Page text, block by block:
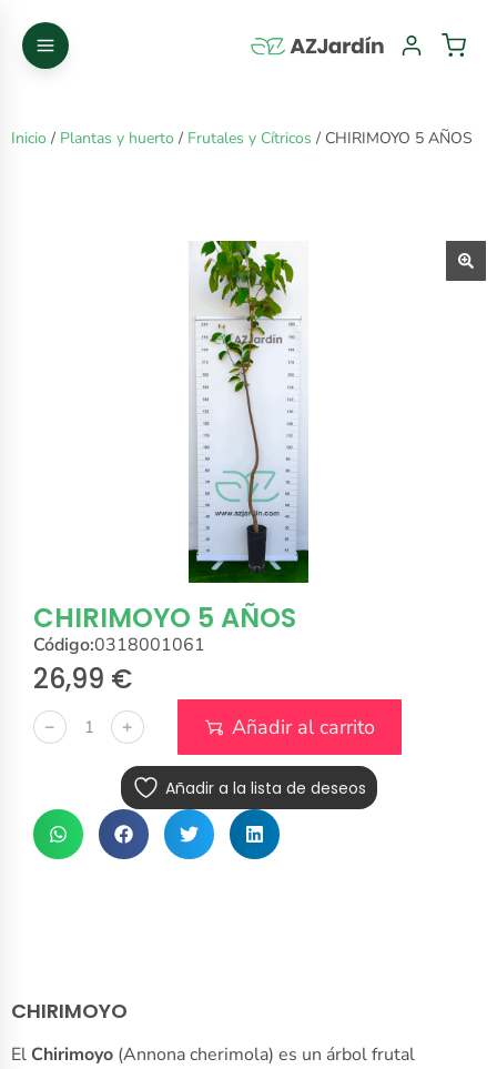
Inicio / Plantas y huerto / Frutales y Cítricos / CHIRIMOYO 5 AÑOS
CHIRIMOYO 5 AÑOS
Código:0318001061
26,99 €
﹣ ﹢ Añadir al carrito
Añadir a la lista de deseos
CHIRIMOYO
El Chirimoyo (Annona cherimola) es un árbol frutal